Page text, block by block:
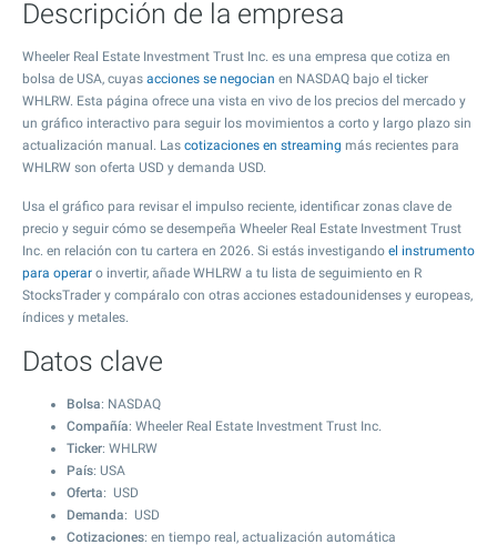
Descripción de la empresa
Wheeler Real Estate Investment Trust Inc. es una empresa que cotiza en
bolsa de USA, cuyas acciones se negocian en NASDAQ bajo el ticker
WHLRW. Esta página ofrece una vista en vivo de los precios del mercado y
un gráfico interactivo para seguir los movimientos a corto y largo plazo sin
actualización manual. Las cotizaciones en streaming más recientes para
WHLRW son oferta USD y demanda USD.
Usa el gráfico para revisar el impulso reciente, identificar zonas clave de
precio y seguir cómo se desempeña Wheeler Real Estate Investment Trust
Inc. en relación con tu cartera en 2026. Si estás investigando el instrumento
para operar o invertir, añade WHLRW a tu lista de seguimiento en R
StocksTrader y compáralo con otras acciones estadounidenses y europeas,
índices y metales.
Datos clave
Bolsa: NASDAQ
Compañía: Wheeler Real Estate Investment Trust Inc.
Ticker: WHLRW
País: USA
Oferta: USD
Demanda: USD
Cotizaciones: en tiempo real, actualización automática